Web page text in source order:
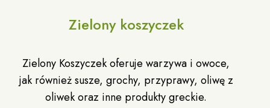
Zielony koszyczek
Zielony Koszyczek oferuje warzywa i owoce,
jak również susze, grochy, przyprawy, oliwę z
oliwek oraz inne produkty greckie.